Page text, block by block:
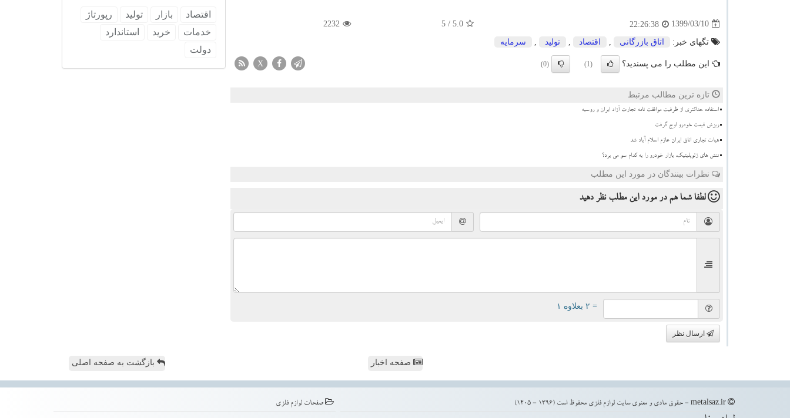
1399/03/10
22:26:38
5.0
/ 5
2232
تگهای خبر: اتاق بازرگانی اقتصاد تولید سرمایه
این مطلب را می پسندید؟ (1)
(0)
X
تازه ترین مطالب مرتبط
استفاده حداکثری از ظرفیت موافقت نامه تجارت آزاد ایران و روسیه
ریزش قیمت خودرو اوج گرفت
هیات تجاری اتاق ایران عازم اسلام آباد شد
تنش های ژئوپلیتیک، بازار خودرو را به کدام سو می برد؟
نظرات بینندگان در مورد این مطلب
لطفا شما همدر مورد این مطلب نظر دهید
= ۲ بعلاوه ۱
ارسال نظر
اقتصاد بازار تولید
رپورتاژ
خدمات
خرید
استاندارد
دولت
صفحه اخبار بازگشت به صفحه اصلی
صفحات لوازم فلزی